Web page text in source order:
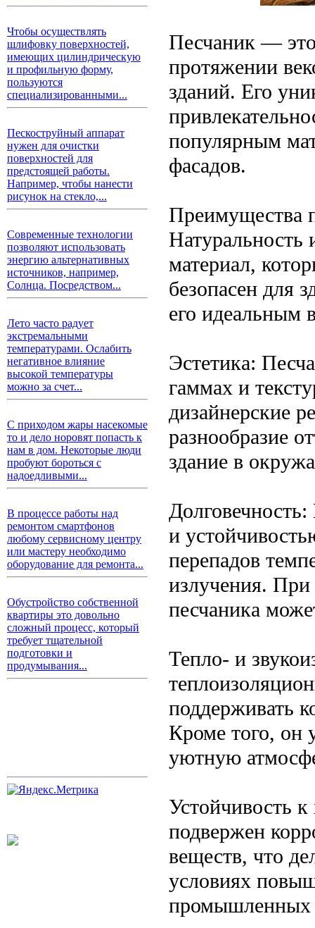
Чтобы осуществлять
шлифовку поверхностей,
имеющих цилиндрическую
и профильную форму,
пользуются
специализированными...
Пескоструйный аппарат
нужен для очистки
поверхностей для
предстоящей работы.
Например, чтобы нанести
рисунок на стекло,...
Современные технологии
позволяют использовать
энергию альтернативных
источников, например,
Солнца. Посредством...
Лето часто радует
экстремальными
температурами. Ослабить
негативное влияние
высокой температуры
можно за счет...
С приходом жары насекомые
то и дело норовят попасть к
нам в дом. Некоторые люди
пробуют бороться с
надоедливыми...
В процессе работы над
ремонтом смартфонов
любому сервисному центру
или мастеру необходимо
оборудование для ремонта...
Обустройство собственной
квартиры это довольно
сложный процесс, который
требует тщательной
подготовки и
продумывания...
Песчаник —
протяжении
зданий. Его
популярным
фасадов.
Преимущества
материал,
безопасен для
его
Эстетика:
гаммах и
дизайнерские
разнообразие
здание в
и
перепадов
излучения. При
песчаника
Тепло- и
поддерживать
Кроме того, он
уютную
Устойчивость
подвержен
веществ, что
условиях
промышленных